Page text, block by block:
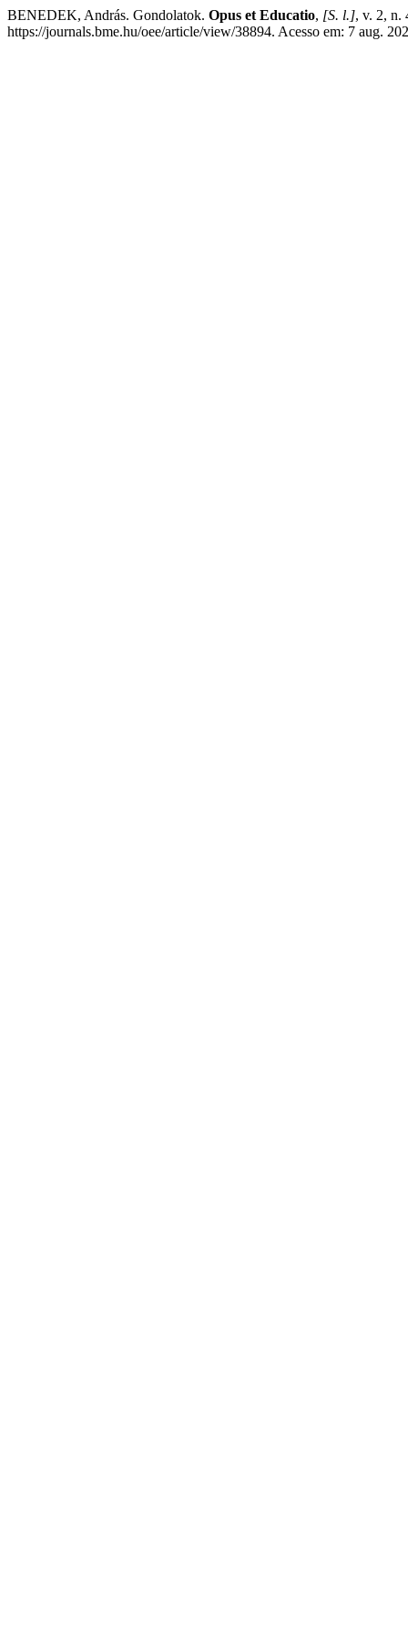
BENEDEK, András. Gondolatok. Opus et Educatio, [S. l.], v. 2, n.
https://journals.bme.hu/oee/article/view/38894. Acesso em: 7 aug.